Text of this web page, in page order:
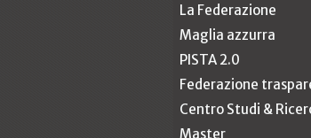
La Federazione
Maglia azzurra
PISTA 2.0
Federazione
Centro Studi &
Master